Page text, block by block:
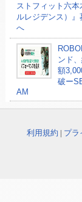
ストフィット六本
ルレジデンス）』
へ
ンド
額
破ー
AM
利用規約 | プラ